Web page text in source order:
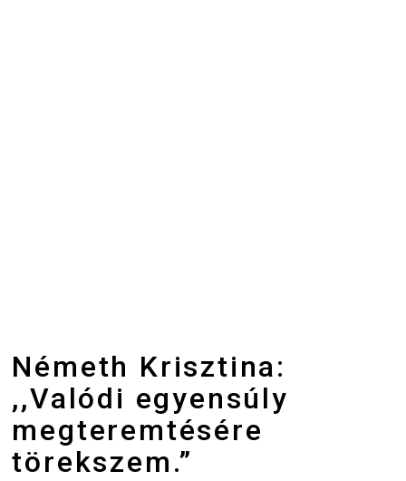
Németh Krisztina:
,,Valódi egyensúly
megteremtésére
törekszem.”